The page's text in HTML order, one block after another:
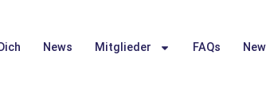
News Mitglieder FAQs